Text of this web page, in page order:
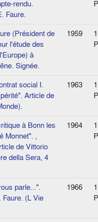
rendu.
Faure.
(Président de
l'étude des
à
Signée.
1959
1
social I.
Article de
1963
1
à Bonn les
Monnet". ,
de Vittorio
della Sera, 4
1964
1
parle...".
Faure. (L Vie
1966
1